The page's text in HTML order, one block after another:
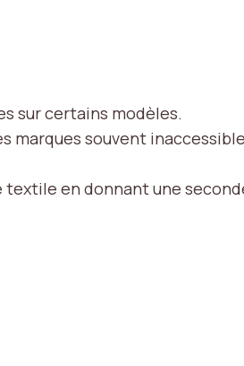
sur certains modèles.
marques souvent
en donnant une